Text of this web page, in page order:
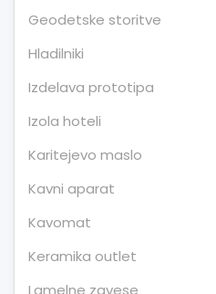
Geodetske storitve
Hladilniki
Izdelava prototipa
Izola hoteli
Karitejevo maslo
Kavni aparat
Kavomat
Keramika outlet
Lamelne zavese